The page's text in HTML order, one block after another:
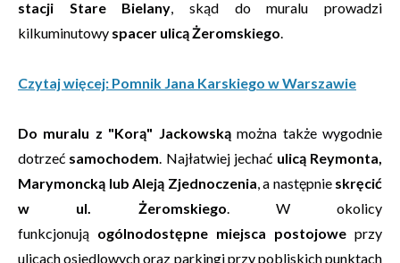
stacji Stare Bielany, skąd do muralu prowadzi
kilkuminutowy spacer ulicą Żeromskiego.
Czytaj więcej: Pomnik Jana Karskiego w Warszawie
Do muralu z "Korą" Jackowskąmożna także wygodnie
dotrzeć samochodem. Najłatwiej jechać ulicą Reymonta,
Marymoncką lub Aleją Zjednoczenia, a następnie skręcić
w ul. Żeromskiego. W okolicy
funkcjonują ogólnodostępne miejsca postojowe przy
ulicach osiedlowych oraz parkingi przy pobliskich punktach